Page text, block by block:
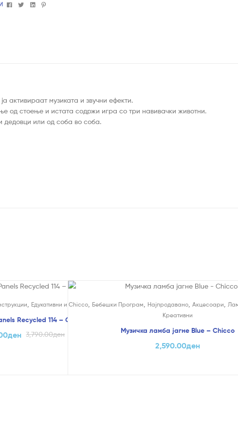
FacebookTwitterLinkedin
Pinterest
активираат музиката и звучни ефекти.
од стоење и истата содржи игра со три навивачки животни.
дедовци или од соба во соба.
Едукативни и Креативни
Recycled 114 – Geomag
3,790.00ден
ден
Chicco Бебешки Програм Најпродавано ,Акцесоари
Креативни
Музичка ламба јагне Blue – Chicco
2,590.00ден